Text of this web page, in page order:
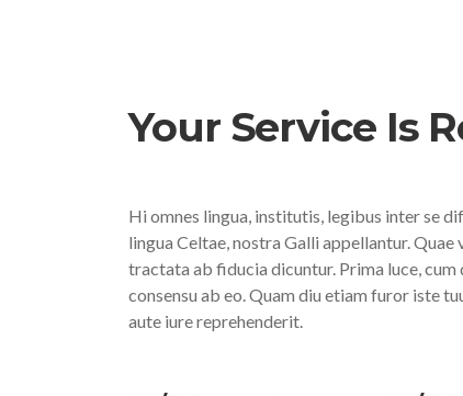
Your Service Is
Hi omnes lingua, institutis, legibus inter se
lingua Celtae, nostra Galli appellantur. Quae
tractata ab fiducia dicuntur. Prima luce, cum
consensu ab eo. Quam diu etiam furor iste
aute iure reprehenderit.